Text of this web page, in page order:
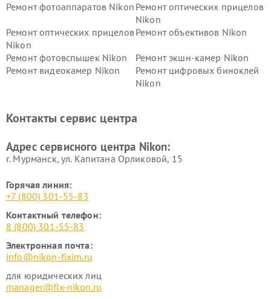
Ремонт фотоаппаратов Nikon Ремонт оптических прицелов
Nikon
Ремонт оптических прицелов
Nikon
Ремонт объективов Nikon
Ремонт фотовспышек Nikon
Ремонт экшн-камер Nikon
Ремонт видеокамер Nikon
Ремонт цифровых биноклей
Nikon
Ремонт цифровых монокуляров Nikon
Контакты сервис центра
Адрес сервисного центра Nikon:
г. Мурманск, ул. Капитана Орликовой, 15
Горячая линия:
+7 (800) 301-55-83
Контактный телефон:
8 (800) 301-55-83
Электронная почта:
info@nikon-fixim.ru
для юридических лиц
manager@fix-nikon.ru